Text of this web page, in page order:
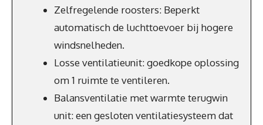
Zelfregelende roosters: Beperkt
automatisch de luchttoevoer bij hogere
windsnelheden.
Losse ventilatieunit: goedkope oplossing
om 1 ruimte te ventileren.
Balansventilatie met warmte terugwin
unit: een gesloten ventilatiesysteem dat